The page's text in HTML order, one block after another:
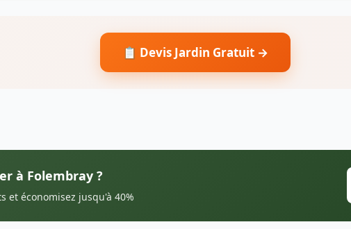
📋 Devis Jardin Gratuit →
à Folembray ?
et économisez jusqu'à 40%